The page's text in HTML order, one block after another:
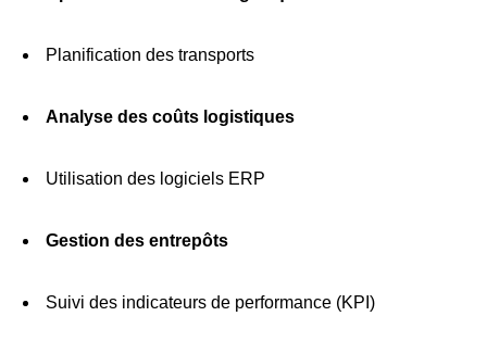
Planification des transports
Analyse des coûts logistiques
Utilisation des logiciels ERP
Gestion des entrepôts
Suivi des indicateurs de performance (KPI)